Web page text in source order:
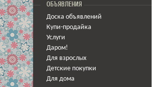
ОБЪЯВЛЕНИЯ
Доска объявлений
Купи-продайка
Услуги
Даром!
Для взрослых
Детские покупки
Для дома